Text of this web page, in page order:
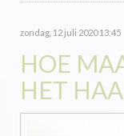
zondag, 12 juli 2020 13:45
HOE
HET